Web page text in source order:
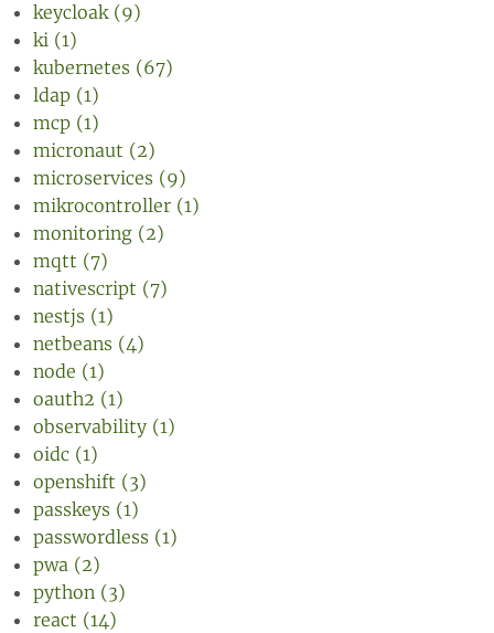
keycloak (9)
ki (1)
kubernetes (67)
ldap (1)
mcp (1)
micronaut (2)
microservices (9)
mikrocontroller (1)
monitoring (2)
mqtt (7)
nativescript (7)
nestjs (1)
netbeans (4)
node (1)
oauth2 (1)
observability (1)
oidc (1)
openshift (3)
passkeys (1)
passwordless (1)
pwa (2)
python (3)
react (14)